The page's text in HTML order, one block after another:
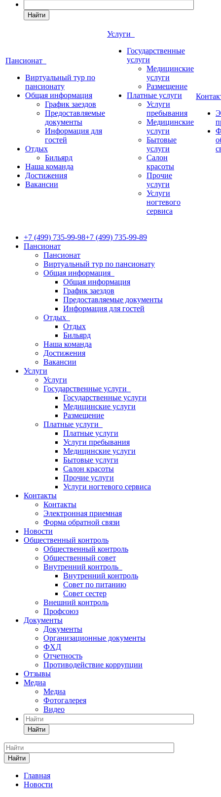
Найти
Пансионат
Виртуальный тур по
пансионату
Общая информация
График заездов
Предоставляемые
документы
Информация для
гостей
Отдых
Бильярд
Наша команда
Достижения
Вакансии
Услуги
Государственные
услуги
Медицинские
услуги
Размещение
Платные услуги
Услуги
пребывания
Медицинские
услуги
Бытовые
услуги
Салон
красоты
Прочие
услуги
Услуги
ногтевого
сервиса
+7 (499) 735-99-98+7 (499) 735-99-89
Пансионат
Пансионат
Виртуальный тур по пансионату
Общая информация
Общая информация
График заездов
Предоставляемые документы
Информация для гостей
Отдых
Отдых
Бильярд
Наша команда
Достижения
Вакансии
Услуги
Услуги
Государственные услуги
Государственные услуги
Медицинские услуги
Размещение
Платные услуги
Платные услуги
Услуги пребывания
Медицинские услуги
Бытовые услуги
Салон красоты
Прочие услуги
Услуги ногтевого сервиса
Контакты
Контакты
Электронная приемная
Форма обратной связи
Новости
Общественный контроль
Общественный контроль
Общественный совет
Внутренний контроль
Внутренний контроль
Совет по питанию
Совет сестер
Внешний контроль
Профсоюз
Документы
Документы
Организационные документы
ФХД
Отчетность
Противодействие коррупции
Отзывы
Медиа
Медиа
Фотогалерея
Видео
Найти
Найти
Главная
Новости